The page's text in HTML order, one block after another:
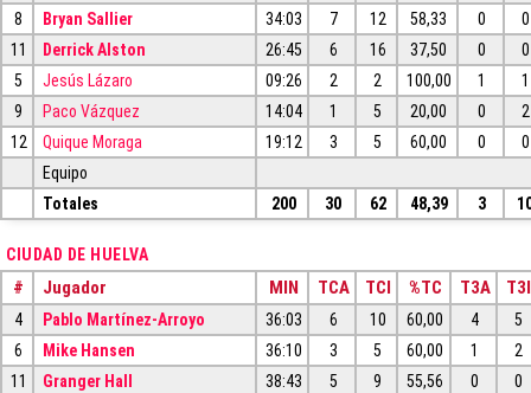
8
Bryan Sallier 34:03 7 12 58,33 0
0
11
Derrick Alston 26:45 6 16 37,50 0
0
5
Jesús Lázaro 09:26 2 2 100,00 1
1
9
Paco Vázquez 14:04 1 5 20,00 0
2
12
Quique Moraga 19:12 3 5 60,00 0
0
Equipo
Totales
200 30 62 48,39 3
CIUDAD DE HUELVA
# Jugador MIN TCA TCI %TC T3A T3I
4 Pablo Martínez-Arroyo 36:03 6 10 60,00 4
5
6
Mike Hansen 36:10 3 5 60,00 1
2
11
Granger Hall 38:43 5 9 55,56 0
0